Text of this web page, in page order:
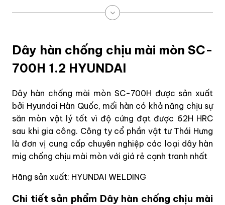
Dây hàn chống chịu mài mòn SC-
700H 1.2 HYUNDAI
Dây hàn chống mài mòn SC-700H được sản xuất
bởi Hyundai Hàn Quốc, mối hàn có khả năng chịu sự
săn mòn vật lý tốt vì độ cứng đạt được 62H HRC
sau khi gia công. Công ty cổ phần vật tư Thái Hưng
là đơn vị cung cấp chuyên nghiệp các loại dây hàn
mig chống chịu mài mòn với giá rẻ cạnh tranh nhất
Hãng sản xuất: HYUNDAI WELDING
Chi tiết sản phẩm Dây hàn chống chịu mài